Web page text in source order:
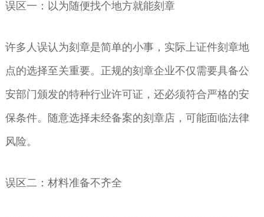
误区一：以为随便找个地方就能刻章
许多人误认为刻章是简单的小事，实际上证件刻章地
点的选择至关重要。正规的刻章企业不仅需要具备公
安部门颁发的特种行业许可证，还必须符合严格的安
保条件。随意选择未经备案的刻章店，可能面临法律
风险。
误区二：材料准备不齐全